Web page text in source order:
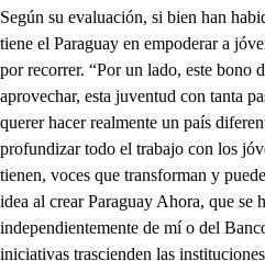
Según su evaluación, si bien han
tiene el Paraguay en empoderar a
por recorrer. “Por un lado, este bono
aprovechar, esta juventud con tanta
querer hacer realmente un país
profundizar todo el trabajo con los
tienen, voces que transforman y
idea al crear Paraguay Ahora, que se
independientemente de mí o del
iniciativas trascienden las